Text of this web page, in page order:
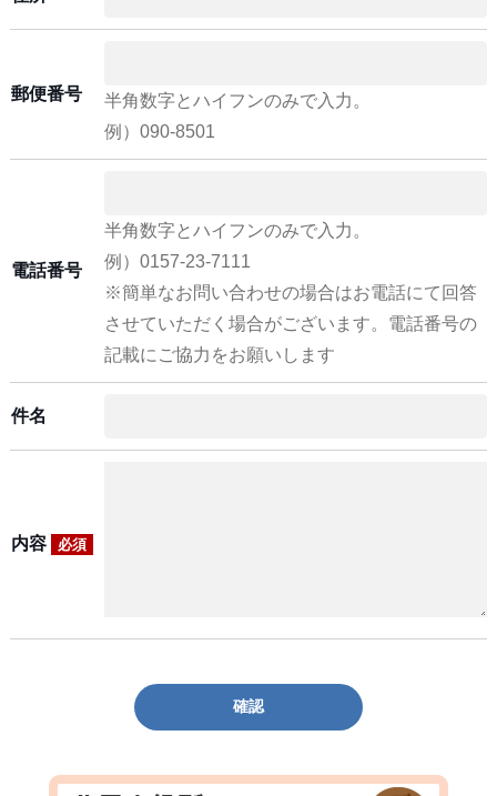
郵便番号
半角数字とハイフンのみで入力。
例）090-8501
電話番号
半角数字とハイフンのみで入力。
例）0157-23-7111
※簡単なお問い合わせの場合はお電話にて回答
させていただく場合がございます。電話番号の
記載にご協力をお願いします
件名
内容 必須
確認